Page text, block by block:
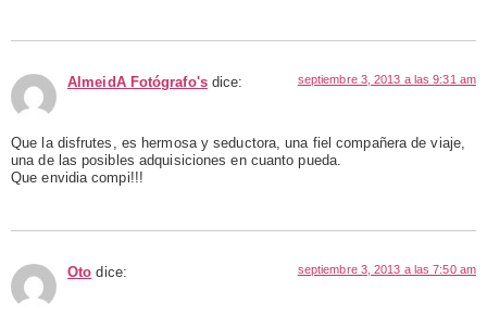
AlmeidA Fotógrafo's dice: septiembre 3, 2013 a las 9:31 am
Que la disfrutes, es hermosa y seductora, una fiel compañera de viaje,
una de las posibles adquisiciones en cuanto pueda.
Que envidia compi!!!
Oto dice: septiembre 3, 2013 a las 7:50 am